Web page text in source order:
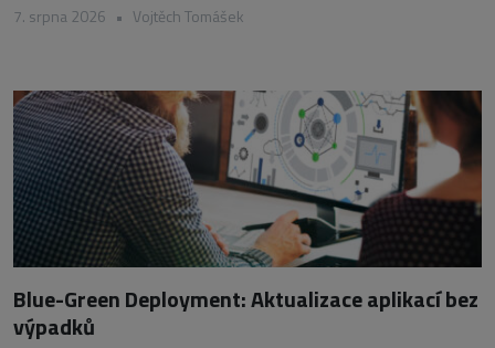
7. srpna 2026 • Vojtěch Tomášek
Blue-Green Deployment: Aktualizace aplikací bez
výpadků